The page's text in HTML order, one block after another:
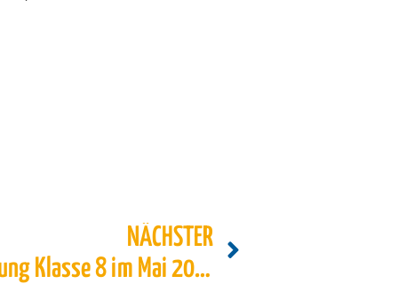
NÄCHSTER
BFE – Berufsfelderkundung Klasse 8 im Mai 2024